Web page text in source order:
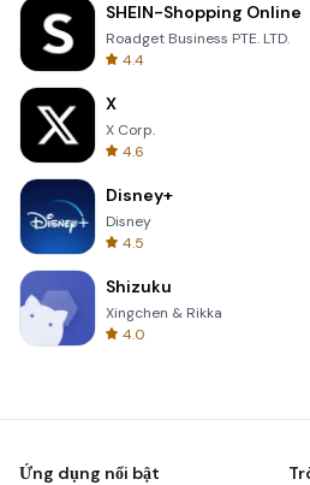
SHEIN-Shopping Online
Roadget Business PTE. LTD.
4.4
X
X Corp.
4.6
Disney+
Disney
4.5
Shizuku
Xingchen & Rikka
4.0
Ứng dụng nổi bật